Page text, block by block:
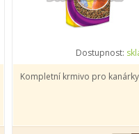
Dostupnost:
Kompletní krmivo pro